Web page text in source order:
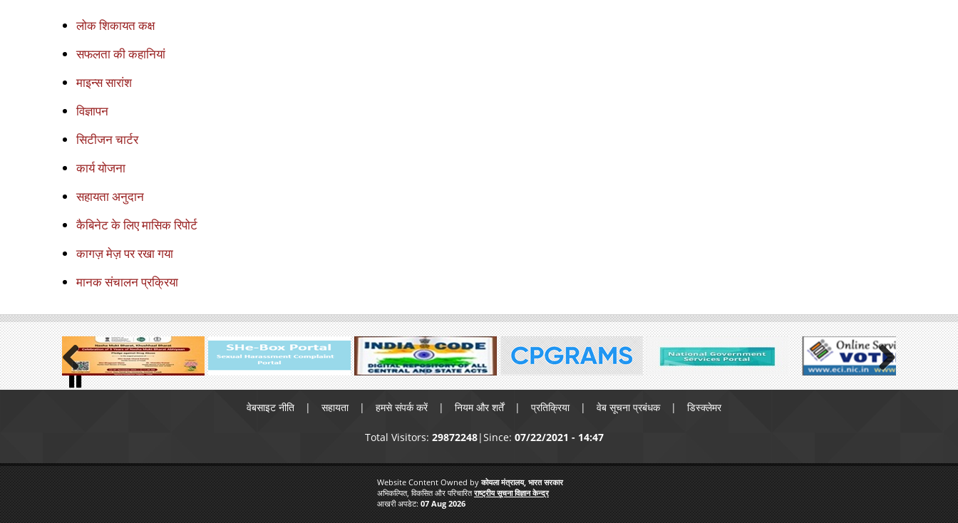
लोक शिकायत कक्ष
सफलता की कहानियां
माइन्स सारांश
विज्ञापन
सिटीजन चार्टर
कार्य योजना
सहायता अनुदान
कैबिनेट के लिए मासिक रिपोर्ट
कागज़ मेज़ पर रखा गया
मानक संचालन प्रक्रिया
Previous
Next
menuवेबसाइट नीति सहायता हमसे संपर्क करें नियम और शर्तें प्रतिक्रिया वेब सूचना प्रबंधक डिस्क्लेमर
Total Visitors: 29872248 Since: 07/22/2021 - 14:47
Website Content Owned byकोयला मंत्रालय, भारत सरकार
अभिकल्पित, विकसित और परिचारितराष्ट्रीय सूचना विज्ञान केन्द्र
आखरी अपडेट: 07 Aug 2026